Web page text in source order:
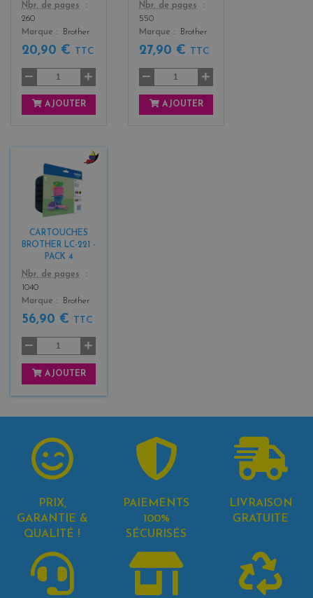
Color
Nbr. de pages
260
Marque
Brother
20,90 € TTC
AJOUTER
Color
Nbr. de pages
550
Marque
Brother
27,90 € TTC
AJOUTER
CARTOUCHES
BROTHER LC-221 -
PACK 4
Color
k
+
Nbr. de pages
1040
Marque
Brother
56,90 € TTC
AJOUTER
PRIX,
GARANTIE &
QUALITÉ !
PAIEMENTS
100%
SÉCURISÉS
LIVRAISON
GRATUITE